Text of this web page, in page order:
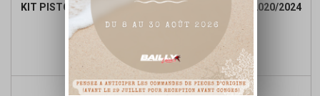
KIT PISTON WISECO 4T FORGED SERIES CRF 450 2020/2024
base
Détails du produit